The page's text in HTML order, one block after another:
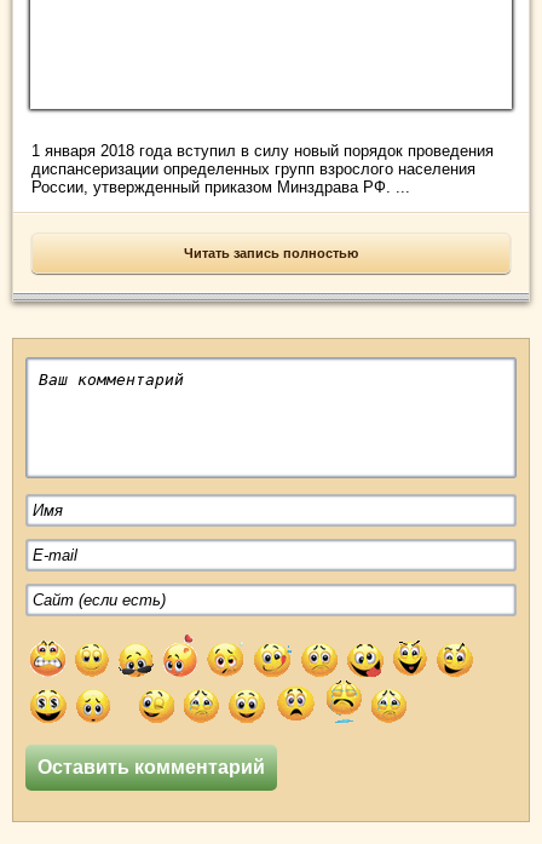
1 января 2018 года вступил в силу новый порядок проведения
диспансеризации определенных групп взрослого населения
России, утвержденный приказом Минздрава РФ. ...
Читать запись полностью